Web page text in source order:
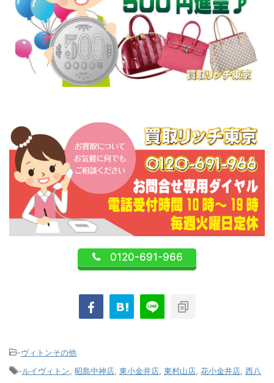
0120-691-966
-ヴィトンその他
-ルイヴィトン 昭島中神店 東小金井店 東村山店 花小金井店 西八